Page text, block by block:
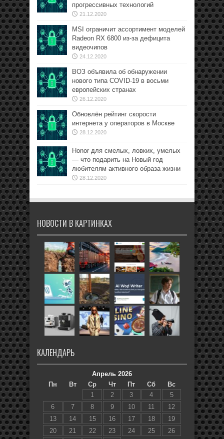
прогрессивных технологий
21.12.2020
MSI ограничит ассортимент моделей
Radeon RX 6800 из-за дефицита
видеочипов
24.12.2020
ВОЗ объявила об обнаружении
нового типа COVID-19 в восьми
европейских странах
26.12.2020
Обновлён рейтинг скорости
интернета у операторов в Москве
28.12.2020
Honor для смелых, ловких, умелых
— что подарить на Новый год
любителям активного образа жизни
28.12.2020
НОВОСТИ В КАРТИНКАХ
КАЛЕНДАРЬ
Апрель 2026
Пн
Вт Ср Чт Пт Сб
Вс
1
2 3 4
5
6
7 8 9 10 11
12
13
14 15 16 17 18
19
20
21 22 23 24 25
26